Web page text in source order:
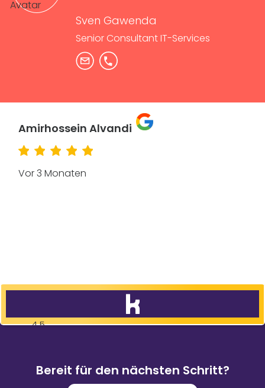
Sven Gawenda
Senior Consultant IT-Services
Amirhossein Alvandi
Vor 3 Monaten
4,5
Bewertungen
Weiterempfehlungen
Bereit für den nächsten Schritt?